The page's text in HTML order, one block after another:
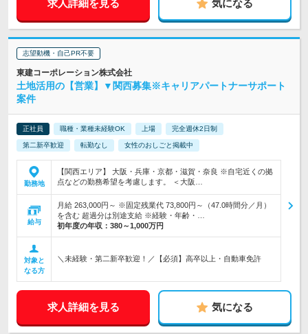
求人詳細を見る 気になる
志望動機・自己PR不要
東建コーポレーション株式会社
土地活用の【営業】▼関西募集※キャリアパートナーサポート
案件
正社員 職種・業種未経験OK 上場 完全週休2日制
第二新卒歓迎 転勤なし 女性のおしごと掲載中
勤務地
【関西エリア】 大阪・兵庫・京都・滋賀・奈良 ※自宅近くの拠
点などの勤務希望を考慮します。 ＜大阪…
給与
月給 263,000円～ ※固定残業代 73,800円～（47.0時間分／月）
を含む 超過分は別途支給 ※経験・年齢・…
初年度の年収： 380～1,000万円
対象と
なる方
＼未経験・第二新卒歓迎！／【必須】高卒以上・自動車免許
求人詳細を見る 気になる